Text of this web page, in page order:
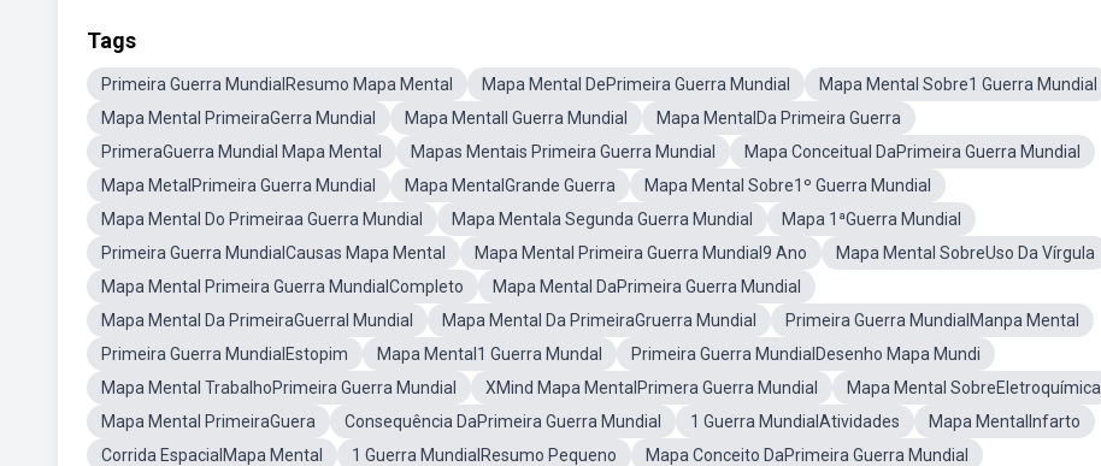
Tags
Primeira Guerra MundialResumo Mapa Mental Mapa Mental DePrimeira Guerra Mundial
Mapa Mental Sobre1 Guerra Mundial
Mapa Mental PrimeiraGerra Mundial
Mapa MentalI Guerra Mundial
Mapa MentalDa Primeira Guerra
PrimeraGuerra Mundial Mapa Mental
Mapas Mentais Primeira Guerra Mundial
Mapa Conceitual DaPrimeira Guerra Mundial
Mapa MetalPrimeira Guerra Mundial
Mapa MentalGrande Guerra
Mapa Mental Sobre1º Guerra Mundial
Mapa Mental Do Primeiraa Guerra Mundial
Mapa Mentala Segunda Guerra Mundial
Mapa 1ªGuerra Mundial
Primeira Guerra MundialCausas Mapa Mental
Mapa Mental Primeira Guerra Mundial9 Ano
Mapa Mental SobreUso Da Vírgula
Mapa Mental Primeira Guerra MundialCompleto
Mapa Mental DaPrimeira Guerra Mundial
Mapa Mental Da PrimeiraGuerral Mundial
Mapa Mental Da PrimeiraGruerra Mundial
Primeira Guerra MundialManpa Mental
Primeira Guerra MundialEstopim
Mapa Mental1 Guerra Mundal
Primeira Guerra MundialDesenho Mapa Mundi
Mapa Mental TrabalhoPrimeira Guerra Mundial
XMind Mapa MentalPrimera Guerra Mundial
Mapa Mental SobreEletroquímica
Mapa Mental PrimeiraGuera
Consequência DaPrimeira Guerra Mundial 1 Guerra MundialAtividades
Mapa MentalInfarto
Corrida EspacialMapa Mental
1 Guerra MundialResumo Pequeno
Mapa Conceito DaPrimeira Guerra Mundial